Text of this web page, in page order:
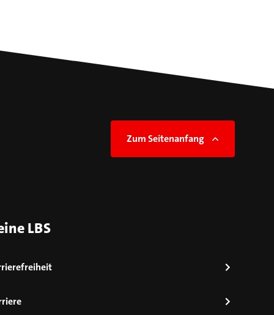
Zum Seitenanfang
LBS